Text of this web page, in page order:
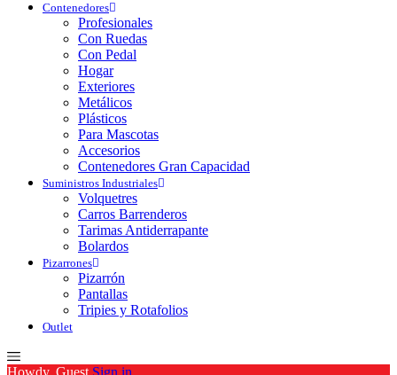
Contenedores
Profesionales
Con Ruedas
Con Pedal
Hogar
Exteriores
Metálicos
Plásticos
Para Mascotas
Accesorios
Contenedores Gran Capacidad
Suministros Industriales
Volquetres
Carros Barrenderos
Tarimas Antiderrapante
Bolardos
Pizarrones
Pizarrón
Pantallas
Tripies y Rotafolios
Outlet